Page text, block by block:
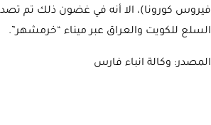
السلع للكويت والعراق عبر ميناء “خرمشهر”.
المصدر: وكالة انباء فارس